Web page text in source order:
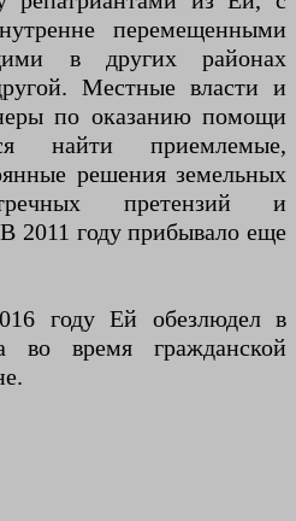
перемещенными
в других районах
Местные власти и
по оказанию помощи
найти приемлемые,
решения земельных
претензий и
2011 году прибывало еще
году Ей обезлюдел в
во время гражданской